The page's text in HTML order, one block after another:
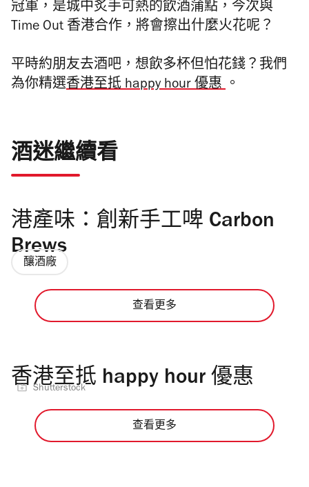
冠軍，是城中炙手可熱的飲酒蒲點，今次與
Time Out 香港合作，將會擦出什麼火花呢？
平時約朋友去酒吧，想飲多杯但怕花錢？我們
為你精選香港至抵 happy hour 優惠 。
酒迷繼續看
港產味：創新手工啤 Carbon
Brews
釀酒廠
查看更多
香港至抵 happy hour 優惠
Shutterstock
查看更多